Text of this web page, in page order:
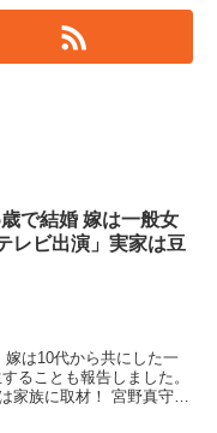
で結婚 嫁は一般女
レビ出演」実家は豆
は10代から共にした一
ることも報告しました。
家族に取材！ 宮野真守さ